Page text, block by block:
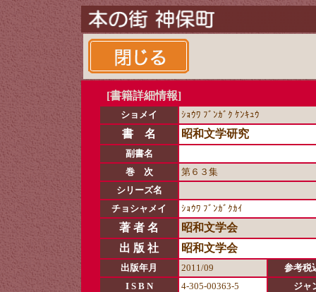
[書籍詳細情報]
ショメイ ｼｮｳﾜ ﾌﾞﾝｶﾞｸ ｹﾝｷｭｳ
書 名 昭和文学研究
副書名
巻 次
第６３集
シリーズ名
チョシャメイ
ｼｮｳﾜ ﾌﾞﾝｶﾞｸｶｲ
著 者 名
昭和文学会
出 版 社
昭和文学会
出版年月 2011/09
参考税
I S B N
4-305-00363-5 ジャ